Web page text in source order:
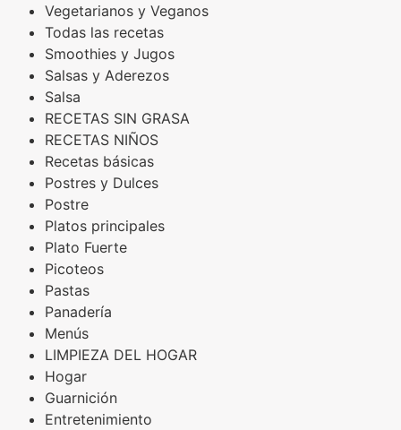
Vegetarianos y Veganos
Todas las recetas
Smoothies y Jugos
Salsas y Aderezos
Salsa
RECETAS SIN GRASA
RECETAS NIÑOS
Recetas básicas
Postres y Dulces
Postre
Platos principales
Plato Fuerte
Picoteos
Pastas
Panadería
Menús
LIMPIEZA DEL HOGAR
Hogar
Guarnición
Entretenimiento